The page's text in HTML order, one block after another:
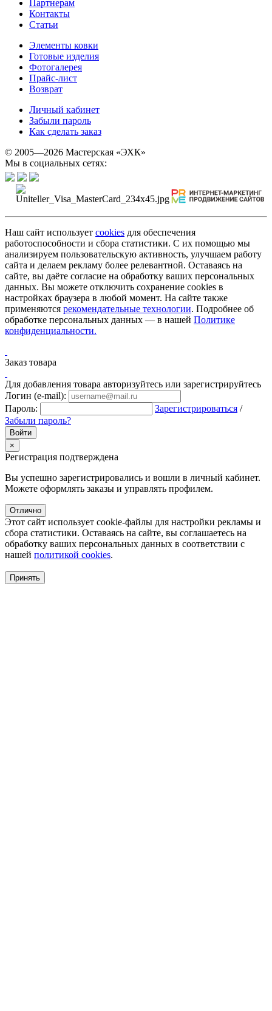
Партнерам
Контакты
Статьи
Элементы ковки
Готовые изделия
Фотогалерея
Прайс-лист
Возврат
Личный кабинет
Забыли пароль
Как сделать заказ
© 2005—2026 Мастерская «ЭХК»
Мы в социальных сетях:
Наш сайт использует cookies для обеспечения
работоспособности и сбора статистики. С их помощью мы
анализируем пользовательскую активность, улучшаем работу
сайта и делаем рекламу более релевантной. Оставаясь на
сайте, вы даёте согласие на обработку ваших персональных
данных. Вы можете отключить сохранение cookies в
настройках браузера в любой момент. На сайте также
применяются рекомендательные технологии. Подробнее об
обработке персональных данных — в нашей Политике
конфиденциальности.
Заказ товара
Для добавления товара авторизуйтесь или зарегистрируйтесь
Логин (e-mail):
Пароль:
Зарегистрироваться /
Забыли пароль?
×
Регистрация подтверждена
Вы успешно зарегистрировались и вошли в личный кабинет.
Можете оформлять заказы и управлять профилем.
Отлично
Этот сайт использует cookie-файлы для настройки рекламы и
сбора статистики. Оставаясь на сайте, вы соглашаетесь на
обработку ваших персональных данных в соответствии с
нашей политикой cookies.
Принять